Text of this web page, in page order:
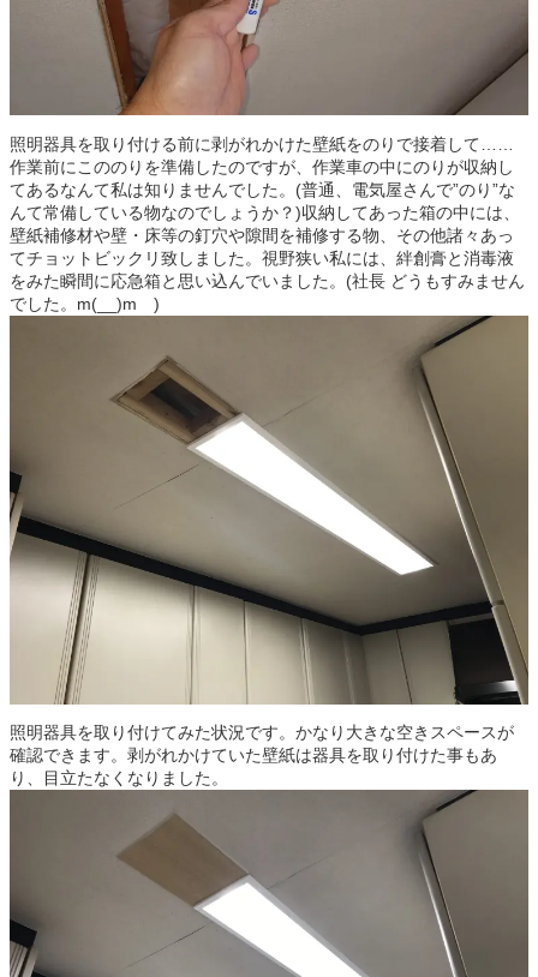
照明器具を取り付ける前に剥がれかけた壁紙をのりで接着して……
作業前にこののりを準備したのですが、作業車の中にのりが収納し
てあるなんて私は知りませんでした。(普通、電気屋さんで”のり”な
んて常備している物なのでしょうか？)収納してあった箱の中には、
壁紙補修材や壁・床等の釘穴や隙間を補修する物、その他諸々あっ
てチョットビックリ致しました。視野狭い私には、絆創膏と消毒液
をみた瞬間に応急箱と思い込んでいました。(社長 どうもすみません
でした。m(__)m )
照明器具を取り付けてみた状況です。かなり大きな空きスペースが
確認できます。剥がれかけていた壁紙は器具を取り付けた事もあ
り、目立たなくなりました。